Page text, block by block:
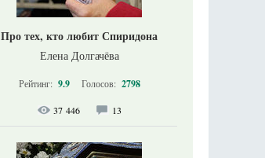
Про тех, кто любит Спиридона
Елена Долгачёва
Рейтинг: 9.9 Голосов: 2798
37 446 13